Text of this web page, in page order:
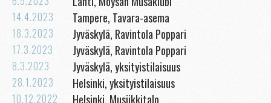
14.4.2023 Tampere, Tavara-asema
18.3.2023 Jyväskylä, Ravintola Poppari
17.3.2023 Jyväskylä, Ravintola Poppari
8.3.2023 Jyväskylä, yksityistilaisuus
28.1.2023 Helsinki, yksityistilaisuus
10.12.2022 Helsinki, Musiikkitalo